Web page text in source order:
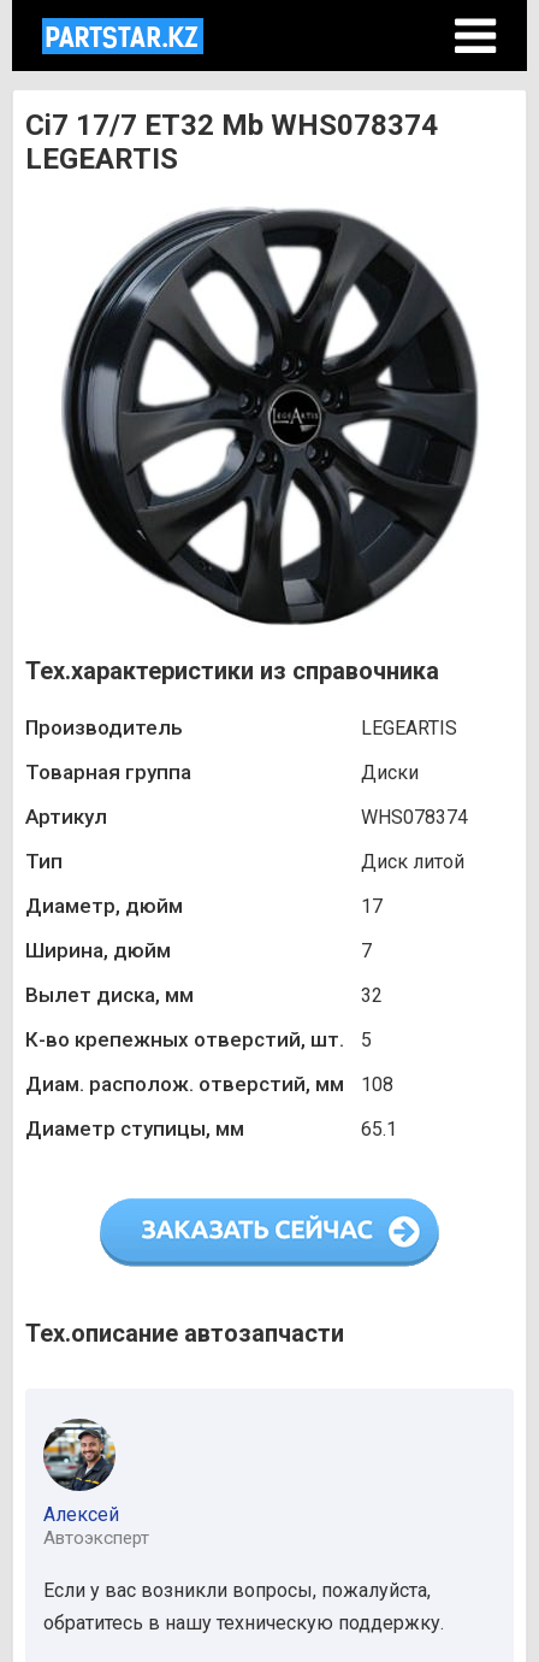
Ci7 17/7 ET32 Mb WHS078374
LEGEARTIS
Тех.характеристики из справочника
Производитель LEGEARTIS
Товарная группа Диски
Артикул WHS078374
Тип Диск литой
Диаметр, дюйм 17
Ширина, дюйм 7
Вылет диска, мм 32
К-во крепежных отверстий, шт. 5
Диам. располож. отверстий, мм 108
Диаметр ступицы, мм 65.1
Тех.описание автозапчасти
Алексей
Автоэксперт
Если у вас возникли вопросы, пожалуйста,
обратитесь в нашу техническую поддержку.